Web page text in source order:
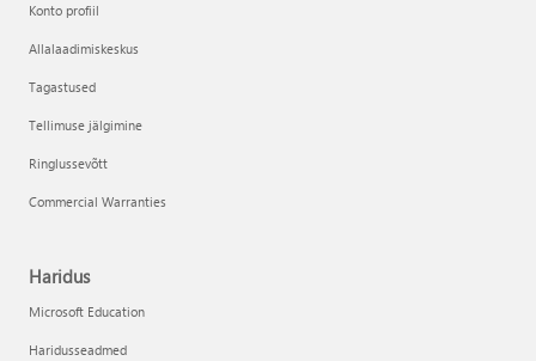
Konto profiil
Allalaadimiskeskus
Tagastused
Tellimuse jälgimine
Ringlussevõtt
Commercial Warranties
Haridus
Microsoft Education
Haridusseadmed